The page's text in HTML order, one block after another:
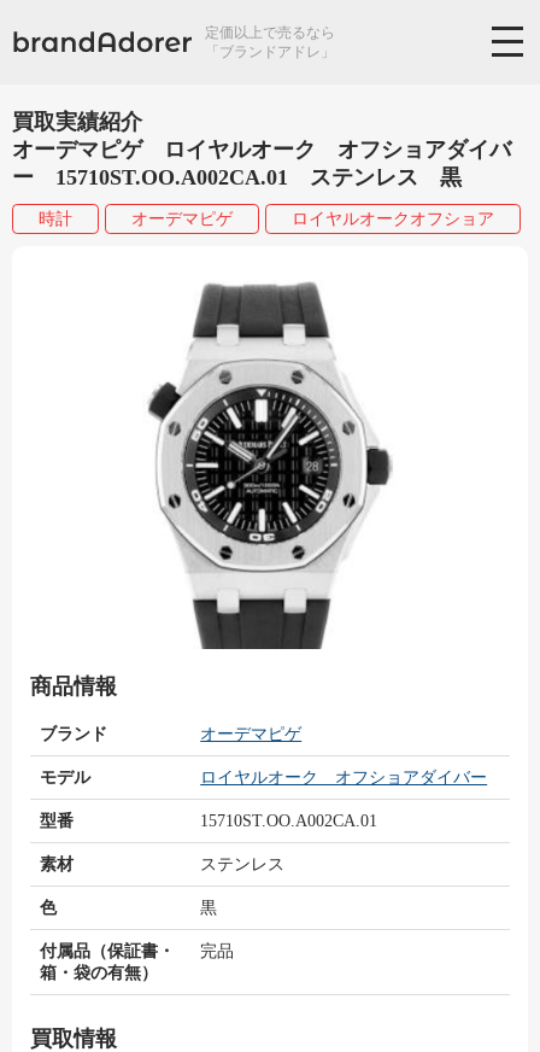
定価以上で売るなら
「ブランドアドレ」
買取実績紹介
オーデマピゲ ロイヤルオーク オフショアダイバ
ー 15710ST.OO.A002CA.01 ステンレス 黒
時計 オーデマピゲ ロイヤルオークオフショア
商品情報
ブランド オーデマピゲ
モデル ロイヤルオーク オフショアダイバー
型番 15710ST.OO.A002CA.01
素材 ステンレス
色 黒
付属品（保証書・
箱・袋の有無）
完品
買取情報